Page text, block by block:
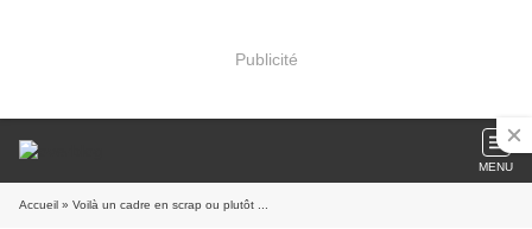
Publicité
MENU
Accueil » Voilà un cadre en scrap ou plutôt ...